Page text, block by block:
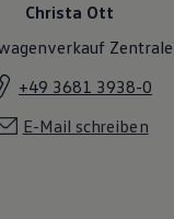
Unfallhilfe
Kundenbetreuung
Christa Ott
Zentrale
+49 3681 3938-0
E-Mail schreiben